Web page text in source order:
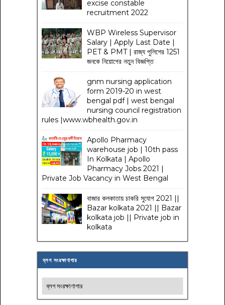
excise constable
recruitment 2022
WBP Wireless Supervisor
Salary | Apply Last Date |
PET & PMT | রাজ্য পুলিশের 1251
জনকে নিয়োগের নতুন বিজ্ঞপ্তি
gnm nursing application
form 2019-20 in west
bengal pdf | west bengal
nursing council registration
rules |www.wbhealth.gov.in
Apollo Pharmacy
warehouse job | 10th pass
In Kolkata | Apollo
Pharmacy Jobs 2021 |
Private Job Vacancy in West Bengal
বাজার কলকাতায় চাকরি সুযোগ 2021 ||
Bazar kolkata 2021 || Bazar
kolkata job || Private job in
kolkata
ব্লগ সংরক্ষাণাগার